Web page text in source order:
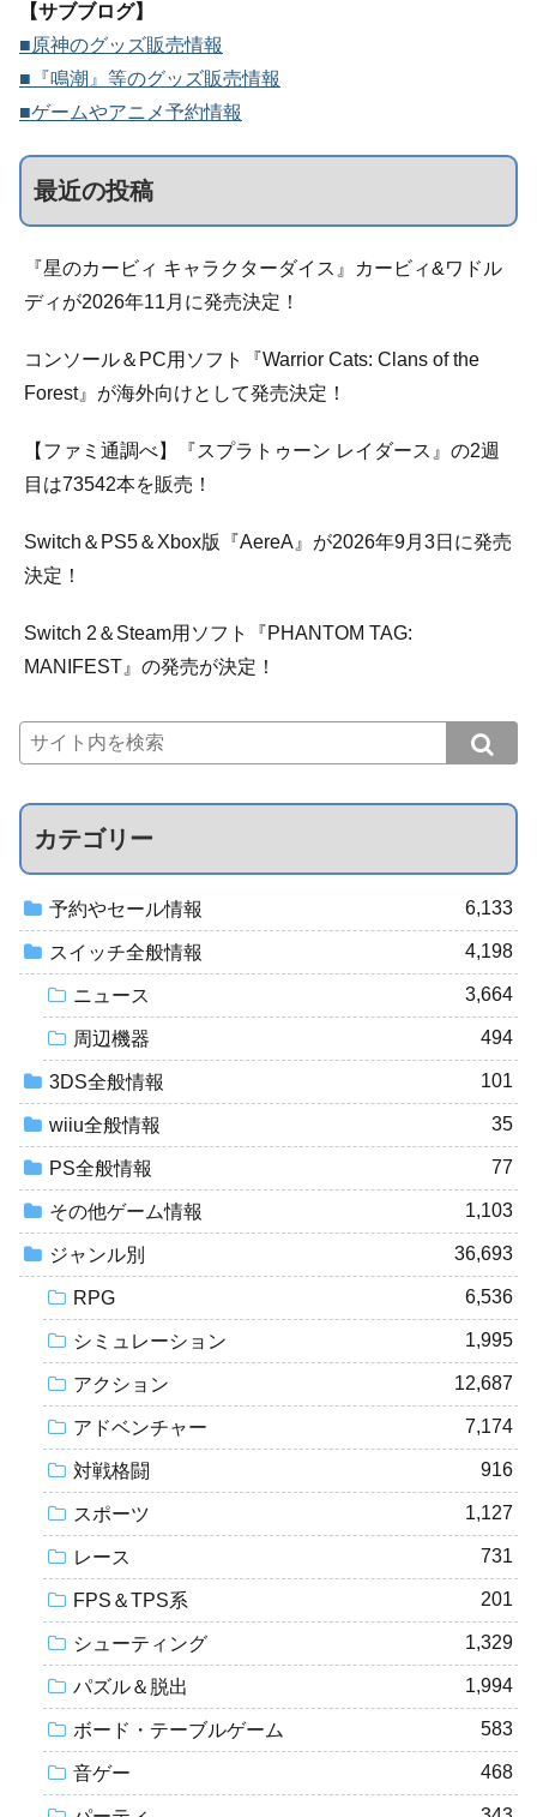
【サブブログ】
■原神のグッズ販売情報
■『鳴潮』等のグッズ販売情報
■ゲームやアニメ予約情報
最近の投稿
『星のカービィ キャラクターダイス』カービィ&ワドル
ディが2026年11月に発売決定！
コンソール＆PC用ソフト『Warrior Cats: Clans of the
Forest』が海外向けとして発売決定！
【ファミ通調べ】『スプラトゥーン レイダース』の2週
目は73542本を販売！
Switch＆PS5＆Xbox版『AereA』が2026年9月3日に発売
決定！
Switch 2＆Steam用ソフト『PHANTOM TAG:
MANIFEST』の発売が決定！
カテゴリー
予約やセール情報 6,133
スイッチ全般情報 4,198
ニュース 3,664
周辺機器 494
3DS全般情報 101
wiiu全般情報 35
PS全般情報 77
その他ゲーム情報 1,103
ジャンル別 36,693
RPG 6,536
シミュレーション 1,995
アクション 12,687
アドベンチャー 7,174
対戦格闘 916
スポーツ 1,127
レース 731
FPS＆TPS系 201
シューティング 1,329
パズル＆脱出 1,994
ボード・テーブルゲーム 583
音ゲー 468